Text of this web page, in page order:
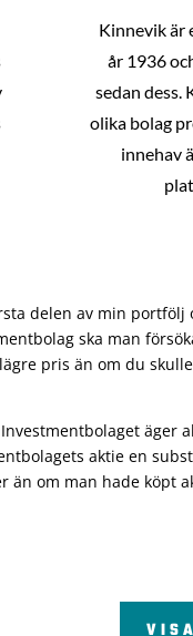
Kinnevik är
år 1936
sedan dess.
olika bolag
innehav
delen av min
ska man
pris än om du
aktie en
om man hade köpt